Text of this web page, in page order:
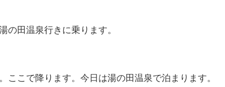
の田温泉行きに乗ります。
ここで降ります。今日は湯の田温泉で泊まります。